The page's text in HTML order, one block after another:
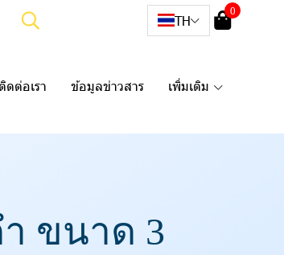
TH
0
ติดต่อเรา ข้อมูลข่าวสาร เพิ่มเติม
ขนาด 3